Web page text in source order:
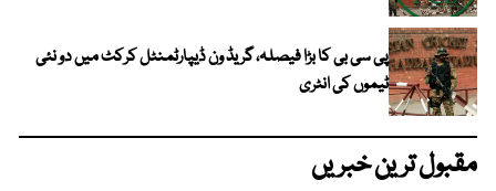
پی سی بی کا بڑا فیصلہ، گریڈ ون ڈیپارٹمنٹل کرکٹ میں دو نئی
ٹیموں کی انٹری
مقبول ترین خبریں